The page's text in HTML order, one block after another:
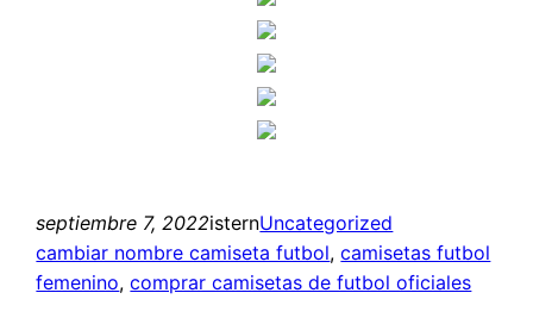
septiembre 7, 2022isternUncategorized
cambiar nombre camiseta futbol, camisetas futbol
femenino, comprar camisetas de futbol oficiales